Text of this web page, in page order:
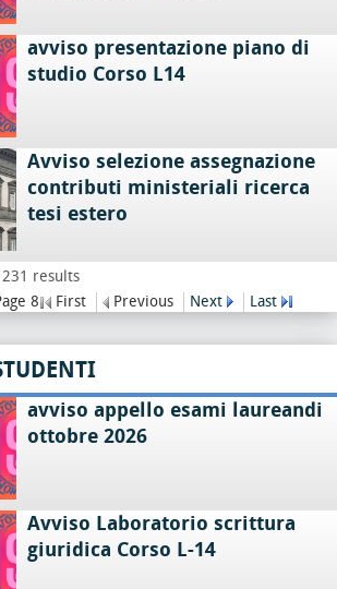
avviso presentazione piano di
studio Corso L14
Avviso selezione assegnazione
contributi ministeriali ricerca
tesi estero
results
8
First Previous Next Last
avviso appello esami laureandi
ottobre 2026
Avviso Laboratorio scrittura
giuridica Corso L-14